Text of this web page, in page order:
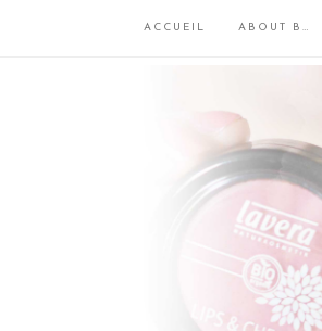
ACCUEIL ABOUT B…